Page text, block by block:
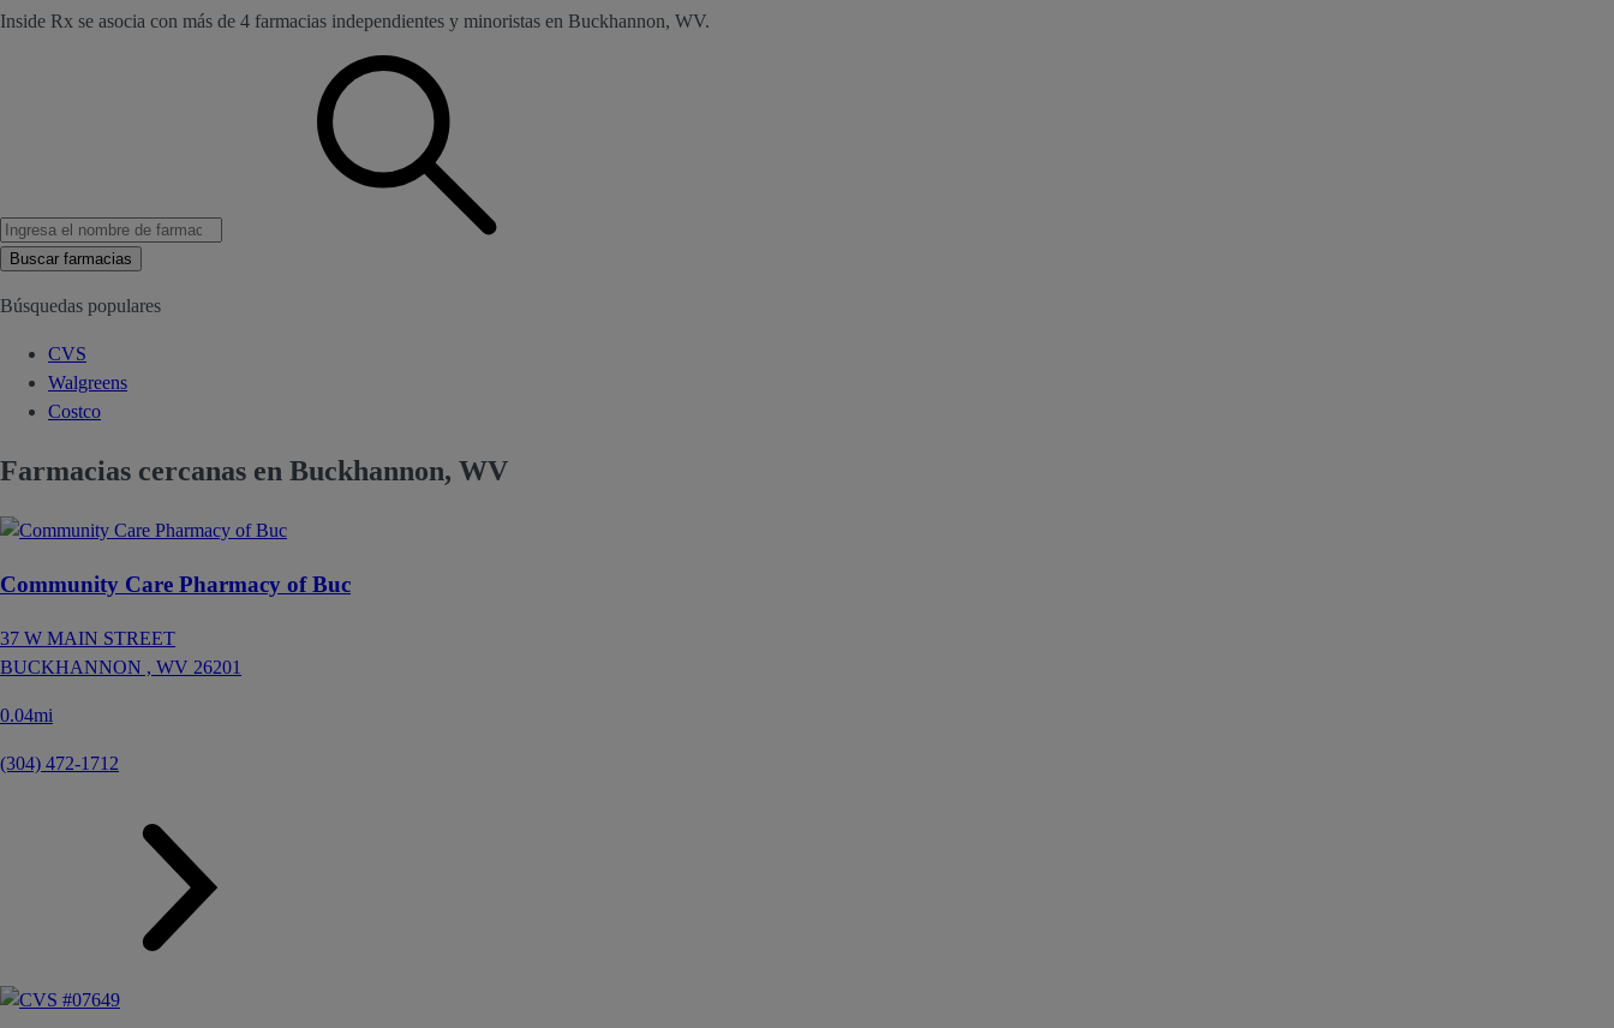
Inside Rx se asocia con más de 4 farmacias independientes y minoristas en Buckhannon, WV.
Buscar farmacias
Búsquedas populares
CVS
Walgreens
Costco
Farmacias cercanas en Buckhannon, WV
Community Care Pharmacy of Buc
37 W MAIN STREET
BUCKHANNON , WV 26201
0.04mi
(304) 472-1712